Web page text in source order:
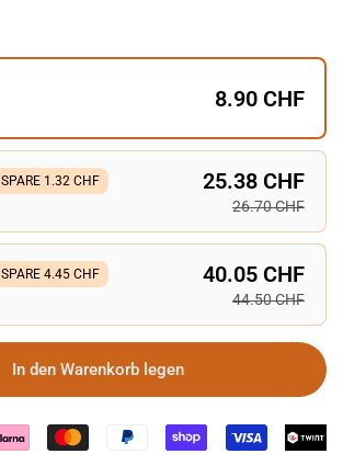
8.90 CHF
SPARE 1.32 CHF 25.38 CHF
26.70 CHF
SPARE 4.45 CHF 40.05 CHF
44.50 CHF
In den Warenkorb legen